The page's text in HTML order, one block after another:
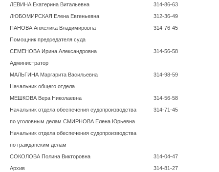
ЛЕВИНА Екатерина Витальевна
314-86-63
ЛЮБОМИРСКАЯ Елена Евгеньевна
312-36-49
ПАНОВА Анжелика Владимировна
314-76-45
Помощник председателя суда
СЕМЕНОВА Ирина Александровна
314-56-58
Администратор
МАЛЬГИНА Маргарита Васильевна
314-98-59
Начальник общего отдела
МЕШКОВА Вера Николаевна
314-56-58
Начальник отдела обеспечения судопроизводства
по уголовным делам СМИРНОВА Елена Юрьевна
314-71-45
Начальник отдела обеспечения судопроизводства
по гражданским делам
СОКОЛОВА Полина Викторовна
314-04-47
Архив
314-81-27